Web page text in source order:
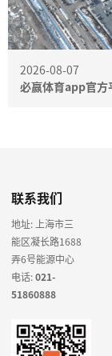
2026-08-07
必赢体育app官方
联系我们
地址: 上海市三
能区凝长路1688
弄6号能源中心
电话:021-
51860888